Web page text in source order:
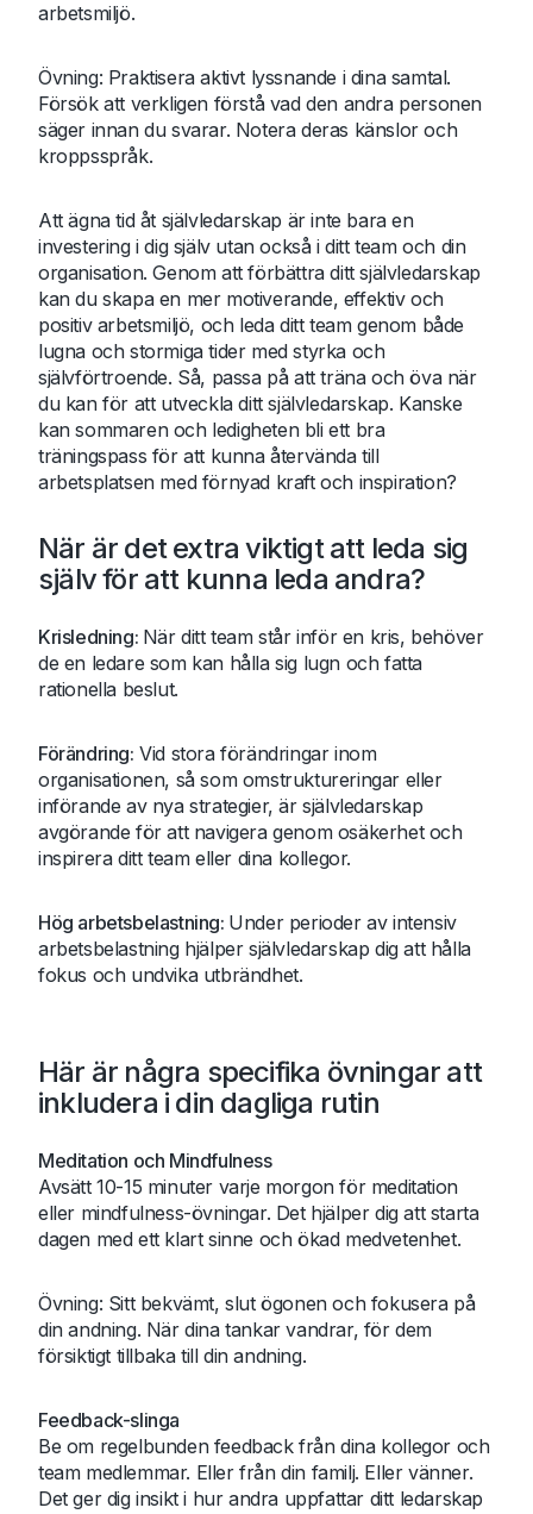
arbetsmiljö.
Övning: Praktisera aktivt lyssnande i dina samtal.
Försök att verkligen förstå vad den andra personen
säger innan du svarar. Notera deras känslor och
kroppsspråk.
Att ägna tid åt självledarskap är inte bara en
investering i dig själv utan också i ditt team och din
organisation. Genom att förbättra ditt självledarskap
kan du skapa en mer motiverande, effektiv och
positiv arbetsmiljö, och leda ditt team genom både
lugna och stormiga tider med styrka och
självförtroende. Så, passa på att träna och öva när
du kan för att utveckla ditt självledarskap. Kanske
kan sommaren och ledigheten bli ett bra
träningspass för att kunna återvända till
arbetsplatsen med förnyad kraft och inspiration?
När är det extra viktigt att leda sig
själv för att kunna leda andra?
Krisledning: När ditt team står inför en kris, behöver
de en ledare som kan hålla sig lugn och fatta
rationella beslut.
Förändring: Vid stora förändringar inom
organisationen, så som omstruktureringar eller
införande av nya strategier, är självledarskap
avgörande för att navigera genom osäkerhet och
inspirera ditt team eller dina kollegor.
Hög arbetsbelastning: Under perioder av intensiv
arbetsbelastning hjälper självledarskap dig att hålla
fokus och undvika utbrändhet.
Här är några specifika övningar att
inkludera i din dagliga rutin
Meditation och Mindfulness
Avsätt 10-15 minuter varje morgon för meditation
eller mindfulness-övningar. Det hjälper dig att starta
dagen med ett klart sinne och ökad medvetenhet.
Övning: Sitt bekvämt, slut ögonen och fokusera på
din andning. När dina tankar vandrar, för dem
försiktigt tillbaka till din andning.
Feedback-slinga
Be om regelbunden feedback från dina kollegor och
team medlemmar. Eller från din familj. Eller vänner.
Det ger dig insikt i hur andra uppfattar ditt ledarskap